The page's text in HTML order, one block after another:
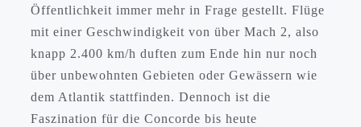
Öffentlichkeit immer mehr in Frage gestellt. Flüge
mit einer Geschwindigkeit von über Mach 2, also
knapp 2.400 km/h duften zum Ende hin nur noch
über unbewohnten Gebieten oder Gewässern wie
dem Atlantik stattfinden. Dennoch ist die
Faszination für die Concorde bis heute